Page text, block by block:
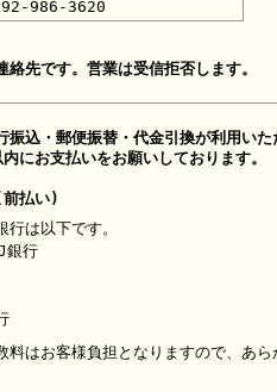
986-3620
先です。営業は受信拒否します。
振込・郵便振替・代金引換が利用いた
にお支払いをお願いしております。
前払い)
行は以下です。
銀行
はお客様負担となりますので、あら